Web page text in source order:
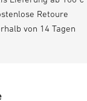
Retoure
von 14 Tagen